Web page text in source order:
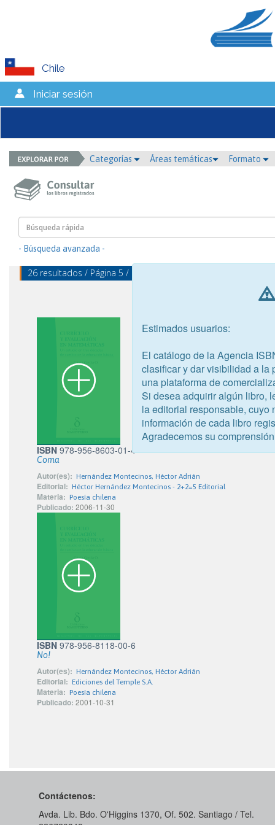
Chile
Iniciar sesión
Categorías Áreas temáticas Formato
- Búsqueda avanzada -
26 resultados / Página 5 / mostrando 25 - 26
ISBN 978-956-8603-01-4
Coma
Autor(es): Hernández Montecinos, Héctor Adrián
Editorial: Héctor Hernández Montecinos - 2+2=5 Editorial
Materia: Poesía chilena
Publicado: 2006-11-30
ISBN 978-956-8118-00-6
No!
Autor(es): Hernández Montecinos, Héctor Adrián
Editorial: Ediciones del Temple S.A.
Materia: Poesía chilena
Publicado: 2001-10-31
Contáctenos:
Avda. Lib. Bdo. O'Higgins 1370, Of. 502. Santiago / Tel.
Estimados usuarios:
El catálogo de la Agencia
clasificar y dar visibilidad a la
una plataforma de
Si desea adquirir algún libro,
la editorial responsable, cuyo
información de cada libro
Agradecemos su